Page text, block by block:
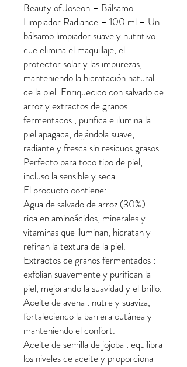
Beauty of Joseon – Bálsamo
Limpiador Radiance – 100 ml – Un
bálsamo limpiador suave y nutritivo
que elimina el maquillaje, el
protector solar y las impurezas,
manteniendo la hidratación natural
de la piel. Enriquecido con salvado de
arroz y extractos de granos
fermentados , purifica e ilumina la
piel apagada, dejándola suave,
radiante y fresca sin residuos grasos.
Perfecto para todo tipo de piel,
incluso la sensible y seca.
El producto contiene:
Agua de salvado de arroz (30%) –
rica en aminoácidos, minerales y
vitaminas que iluminan, hidratan y
refinan la textura de la piel.
Extractos de granos fermentados :
exfolian suavemente y purifican la
piel, mejorando la suavidad y el brillo.
Aceite de avena : nutre y suaviza,
fortaleciendo la barrera cutánea y
manteniendo el confort.
Aceite de semilla de jojoba : equilibra
los niveles de aceite y proporciona